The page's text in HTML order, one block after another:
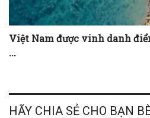
Việt Nam được vinh danh
...
HÃY CHIA SẺ CHO BẠN